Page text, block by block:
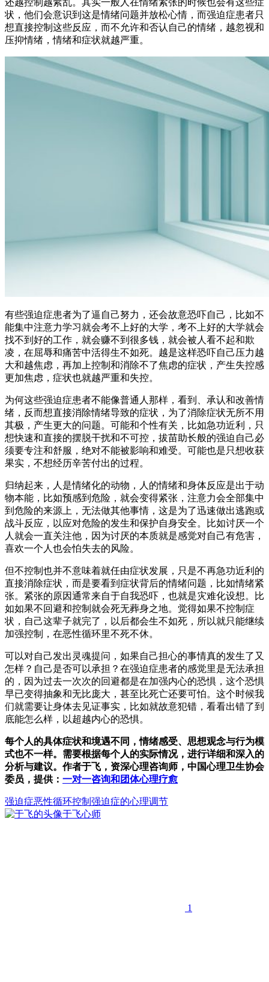
状，他们会意识到这是情绪问题并放松心情，而强迫症患者只
想直接控制这些反应，而不允许和否认自己的情绪，越忽视和
压抑情绪，情绪和症状就越严重。
有些强迫症患者为了逼自己努力，还会故意恐吓自己，比如不
能集中注意力学习就会考不上好的大学，考不上好的大学就会
找不到好的工作，就会赚不到很多钱，就会被人看不起和欺
凌，在屈辱和痛苦中活得生不如死。越是这样恐吓自己压力越
大和越焦虑，再加上控制和消除不了焦虑的症状，产生失控感
更加焦虑，症状也就越严重和失控。
为何这些强迫症患者不能像普通人那样，看到、承认和改善情
绪，反而想直接消除情绪导致的症状，为了消除症状无所不用
其极，产生更大的问题。可能和个性有关，比如急功近利，只
想快速和直接的摆脱干扰和不可控，拔苗助长般的强迫自己必
须要专注和舒服，绝对不能被影响和难受。可能也是只想收获
果实，不想经历辛苦付出的过程。
归纳起来，人是情绪化的动物，人的情绪和身体反应是出于动
物本能，比如预感到危险，就会变得紧张，注意力会全部集中
到危险的来源上，无法做其他事情，这是为了迅速做出逃跑或
战斗反应，以应对危险的发生和保护自身安全。比如讨厌一个
人就会一直关注他，因为讨厌的本质就是感觉对自己有危害，
喜欢一个人也会怕失去的风险。
但不控制也并不意味着就任由症状发展，只是不再急功近利的
直接消除症状，而是要看到症状背后的情绪问题，比如情绪紧
张。紧张的原因通常来自于自我恐吓，也就是灾难化设想。比
如如果不回避和控制就会死无葬身之地。觉得如果不控制症
状，自己这辈子就完了，以后都会生不如死，所以就只能继续
加强控制，在恶性循环里不死不休。
可以对自己发出灵魂提问，如果自己担心的事情真的发生了又
怎样？自己是否可以承担？在强迫症患者的感觉里是无法承担
的，因为过去一次次的回避都是在加强内心的恐惧，这个恐惧
早已变得抽象和无比庞大，甚至比死亡还要可怕。这个时候我
们就需要让身体去见证事实，比如就故意犯错，看看出错了到
底能怎么样，以超越内心的恐惧。
每个人的具体症状和境遇不同，情绪感受、思想观念与行为模
式也不一样。需要根据每个人的实际情况，进行详细和深入的
分析与建议。作者于飞，资深心理咨询师，中国心理卫生协会
委员，提供： 一对一咨询和团体心理疗愈
强迫症恶性循环控制 强迫症的心理调节
于飞心师
1